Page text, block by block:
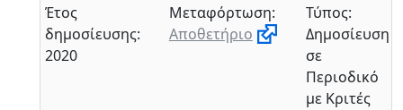
Έτος
δημοσίευσης:
2020
Μεταφόρτωση:
Αποθετήριο
Τύπος:
Δημοσίευση
σε
Περιοδικό
με Κριτές